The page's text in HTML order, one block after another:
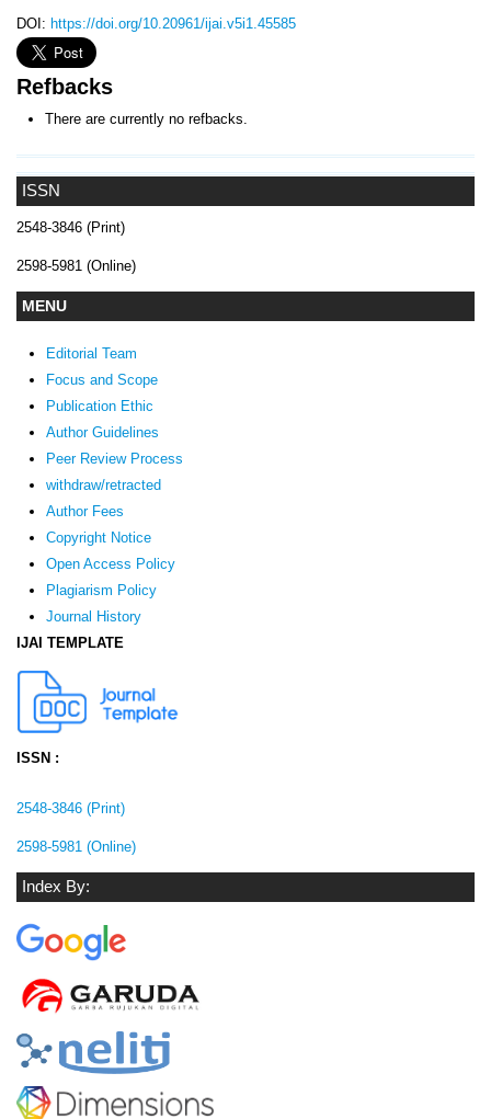
ISSN
2548-3846 (Print)
2598-5981 (Online)
MENU
Editorial Team
Focus and Scope
Publication Ethic
Author Guidelines
Peer Review Process
withdraw/retracted
Author Fees
Copyright Notice
Open Access Policy
Plagiarism Policy
Journal History
IJAI TEMPLATE
ISSN :
2548-3846 (Print)
2598-5981 (Online)
Index By:
DOI: https://doi.org/10.20961/ijai.v5i1.45585
Refbacks
There are currently no refbacks.